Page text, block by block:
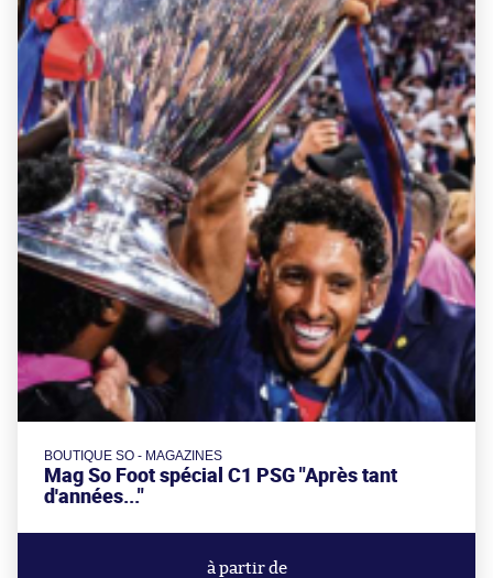
BOUTIQUE SO - MAGAZINES
Mag So Foot spécial C1 PSG "Après tant
d'années..."
à partir de